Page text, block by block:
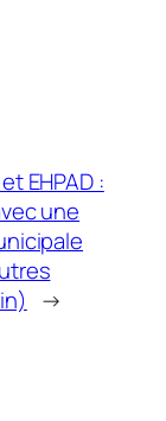
EHPAD :
une
→